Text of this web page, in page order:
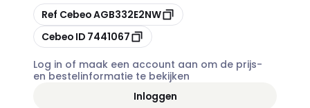
Kopiëren
Ref CebeoAGB332E2NW
Kopiëren
Cebeo ID 7441067
Log in of maak een account aan om de prijs-
en bestelinformatie te bekijken
Inloggen